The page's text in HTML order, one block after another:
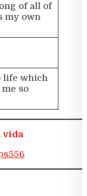
of all of
my own
life which
so
vida